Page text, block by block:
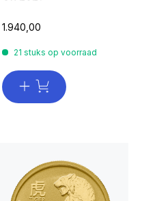
1.940,00
21 stuks op voorraad